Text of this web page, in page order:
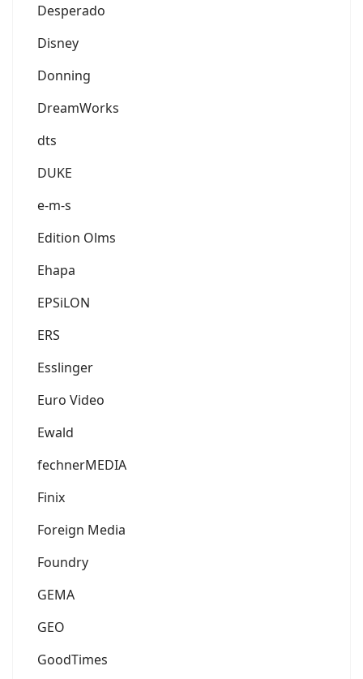
Desperado
Disney
Donning
DreamWorks
dts
DUKE
e-m-s
Edition Olms
Ehapa
EPSiLON
ERS
Esslinger
Euro Video
Ewald
fechnerMEDIA
Finix
Foreign Media
Foundry
GEMA
GEO
GoodTimes